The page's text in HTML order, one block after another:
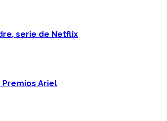
serie de Netflix
Ariel